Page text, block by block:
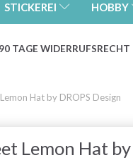
STICKEREI HOBBY
90 TAGE WIDERRUFSRECHT
Hat by DROPS Design
Lemon Hat